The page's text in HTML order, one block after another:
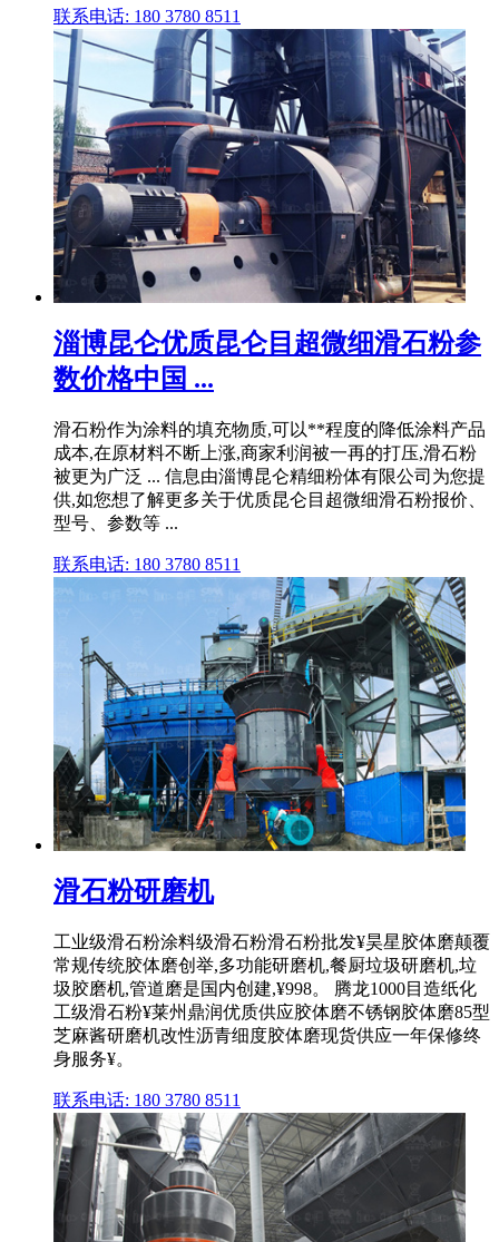
联系电话: 180 3780 8511
淄博昆仑优质昆仑目超微细滑石粉参
数价格中国 ...
滑石粉作为涂料的填充物质,可以**程度的降低涂料产品
成本,在原材料不断上涨,商家利润被一再的打压,滑石粉
被更为广泛 ... 信息由淄博昆仑精细粉体有限公司为您提
供,如您想了解更多关于优质昆仑目超微细滑石粉报价、
型号、参数等 ...
联系电话: 180 3780 8511
滑石粉研磨机
工业级滑石粉涂料级滑石粉滑石粉批发¥昊星胶体磨颠覆
常规传统胶体磨创举,多功能研磨机,餐厨垃圾研磨机,垃
圾胶磨机,管道磨是国内创建,¥998。 腾龙1000目造纸化
工级滑石粉¥莱州鼎润优质供应胶体磨不锈钢胶体磨85型
芝麻酱研磨机改性沥青细度胶体磨现货供应一年保修终
身服务¥。
联系电话: 180 3780 8511